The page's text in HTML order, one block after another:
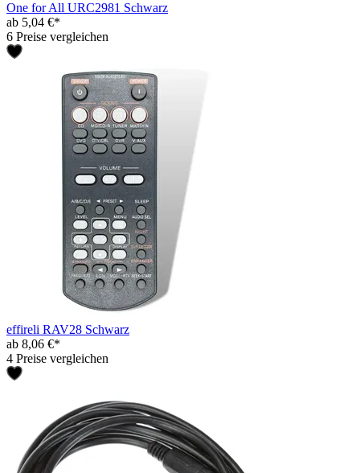
One for All URC2981 Schwarz
ab 5,04 €*
6 Preise vergleichen
effireli RAV28 Schwarz
ab 8,06 €*
4 Preise vergleichen